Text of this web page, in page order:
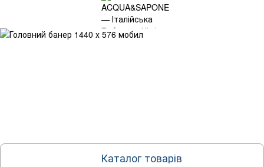
Каталог товарів